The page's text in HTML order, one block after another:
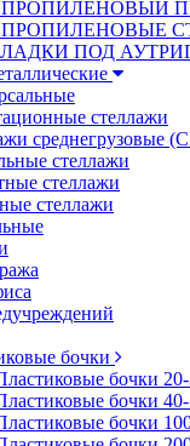
ПОД
стеллажи
среднегрузовые
стеллажи
стеллажи
стеллажи
бочки
бочки
бочки
бочки